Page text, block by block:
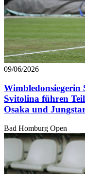
09/06/2026
Wimbledonsiegerin
Svitolina führen
Osaka und
Bad Homburg Open